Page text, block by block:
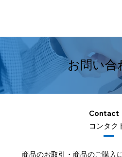
お問い合
商品のお取引・商品のご購入
Contact
コンタク